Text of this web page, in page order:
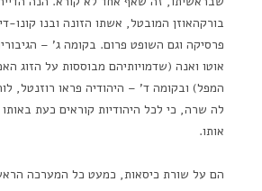
בורקהאוזן המובטל, אשתו הזונה ובנו קונו-
פרסיקה וגם השופט פרום. בקומה ג' –
אוטו ואנה (שדמויותיהם מבוססות על הזוג
המפל) ובקומה ד' – היהודיה פראו רוזנטל,
לה שרה, כי לכל היהודיות קוראים כעת
אותו.
הם על שורת כיסאות, כמעט כל המערכה